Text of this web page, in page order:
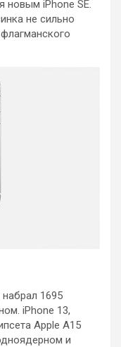
новым iPhone SE.
не сильно
1695
iPhone 13,
Apple A15
и